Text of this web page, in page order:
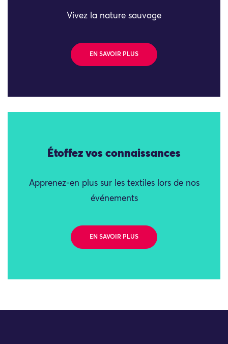
Vivez la nature sauvage
EN SAVOIR PLUS
Étoffez vos connaissances
Apprenez-en plus sur les textiles lors de nos
événements
EN SAVOIR PLUS